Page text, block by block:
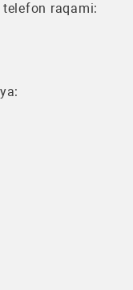
raqami: